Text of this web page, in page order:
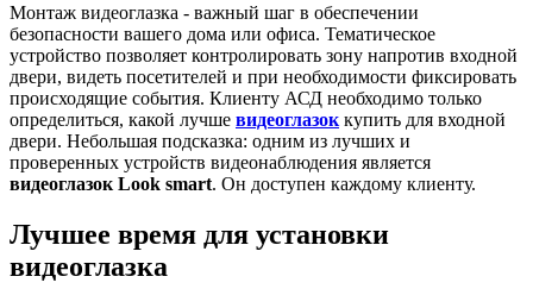
Монтаж видеоглазка - важный шаг в обеспечении
безопасности вашего дома или офиса. Тематическое
устройство позволяет контролировать зону напротив входной
двери, видеть посетителей и при необходимости фиксировать
происходящие события. Клиенту АСД необходимо только
определиться, какой лучше видеоглазок купить для входной
двери. Небольшая подсказка: одним из лучших и
проверенных устройств видеонаблюдения является
видеоглазок Look smart. Он доступен каждому клиенту.
Лучшее время для установки
видеоглазка